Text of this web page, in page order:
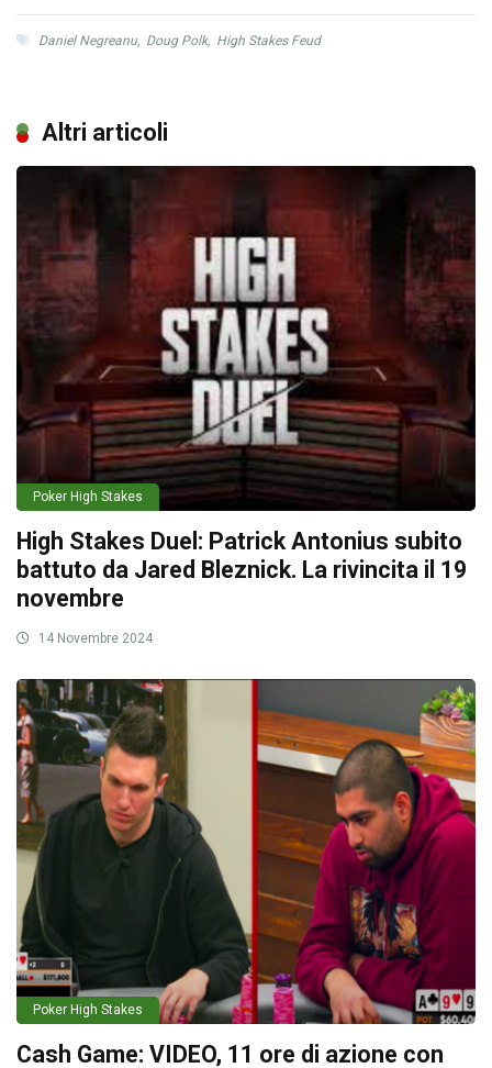
Daniel Negreanu, Doug Polk, High Stakes Feud
Altri articoli
Poker High Stakes
High Stakes Duel: Patrick Antonius subito
battuto da Jared Bleznick. La rivincita il 19
novembre
14 Novembre 2024
Poker High Stakes
Cash Game: VIDEO, 11 ore di azione con